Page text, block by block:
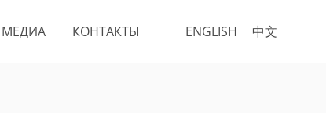
ENGLISH 中文
МЕДИА КОНТАКТЫ